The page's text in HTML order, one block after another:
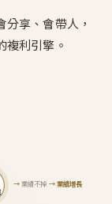
享、會帶人，
複利引擎。
→業績不掉 →業績增長